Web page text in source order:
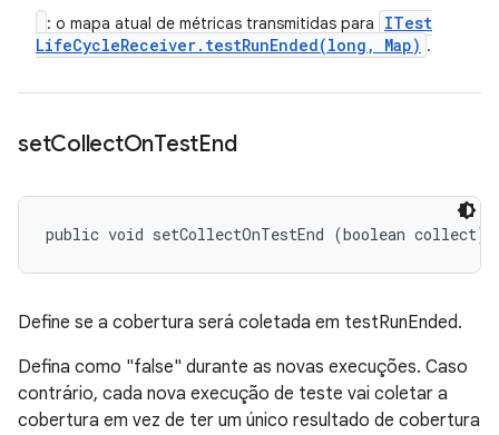
: o mapa atual de métricas transmitidas para
ITest
LifeCycleReceiver. testRunEnded(long , Map) .
setCollectOnTestEnd
public void setCollectOnTestEnd (boolean collect)
Define se a cobertura será coletada em testRunEnded.
Defina como "false" durante as novas execuções. Caso
contrário, cada nova execução de teste vai coletar a
cobertura em vez de ter um único resultado de cobertura